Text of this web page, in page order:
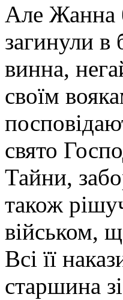
Але Жанна
загинули в
винна,
своїм
свято
Тайни,
також
військом,
Всі її
старшина